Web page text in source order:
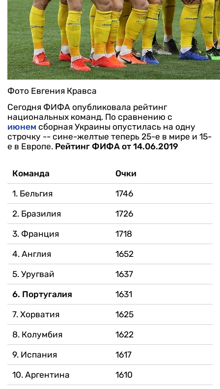
Фото Евгения Кравса
Сегодня ФИФА опубликовала рейтинг
национальных команд. По сравнению с
июнем сборная Украины опустилась на одну
строчку -- сине-желтые теперь 25-е в мире и 15-
е в Европе. Рейтинг ФИФА от 14.06.2019
Команда Очки
1. Бельгия 1746
2. Бразилия 1726
3. Франция 1718
4. Англия 1652
5. Уругвай 1637
6. Португалия 1631
7. Хорватия 1625
8. Колумбия 1622
9. Испания 1617
10. Аргентина 1610